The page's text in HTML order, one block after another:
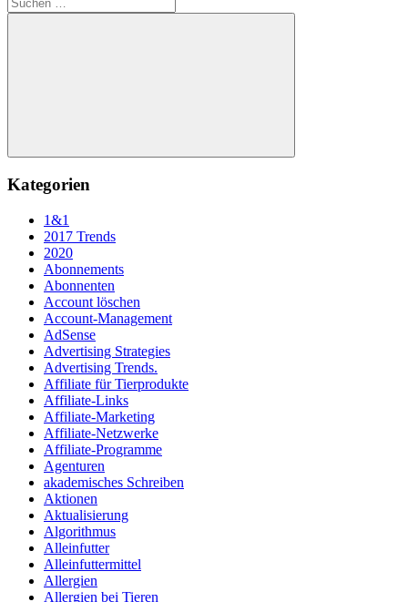
nach:
Suchen
Kategorien
1&1
2017 Trends
2020
Abonnements
Abonnenten
Account löschen
Account-Management
AdSense
Advertising Strategies
Advertising Trends.
Affiliate für Tierprodukte
Affiliate-Links
Affiliate-Marketing
Affiliate-Netzwerke
Affiliate-Programme
Agenturen
akademisches Schreiben
Aktionen
Aktualisierung
Algorithmus
Alleinfutter
Alleinfuttermittel
Allergien
Allergien bei Tieren